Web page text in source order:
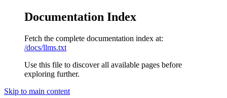
Documentation Index
Fetch the complete documentation index at:
/docs/llms.txt
Use this file to discover all available pages before
exploring further.
Skip to main content